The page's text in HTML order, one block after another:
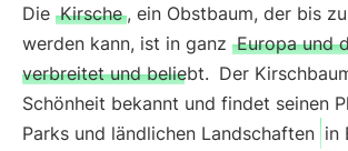
Die Kirsche , ein Obstbaum, der bis
werden kann, ist in ganz Europa und
verbreitet und beliebt. Der
Schönheit bekannt und findet seinen
Parks und ländlichen Landschaften in